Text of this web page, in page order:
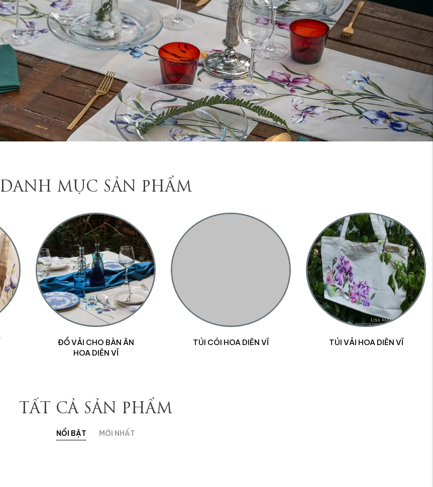
DANH MỤC SẢN PHẨM
ĐỒ VẢI CHO BÀN ĂN
HOA DIÊN VĨ
TÚI CÓI HOA DIÊN VĨ TÚI VẢI HOA DIÊN VĨ
TẤT CẢ SẢN PHẨM
NỔI BẬT MỚI NHẤT